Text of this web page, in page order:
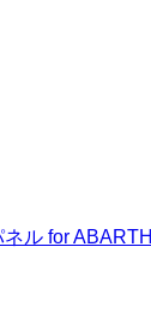
ル for ABARTH